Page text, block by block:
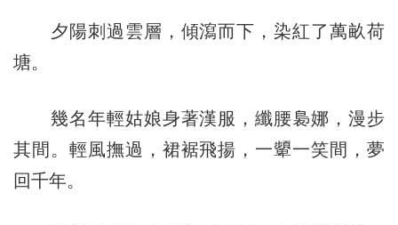
夕陽刺過雲層，傾瀉而下，染紅了萬畝荷
塘。
幾名年輕姑娘身著漢服，纖腰裊娜，漫步
其間。輕風撫過，裙裾飛揚，一顰一笑間，夢
回千年。